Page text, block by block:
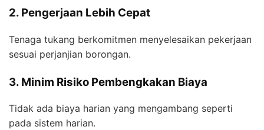
2. Pengerjaan Lebih Cepat
Tenaga tukang berkomitmen menyelesaikan pekerjaan
sesuai perjanjian borongan.
3. Minim Risiko Pembengkakan Biaya
Tidak ada biaya harian yang mengambang seperti
pada sistem harian.